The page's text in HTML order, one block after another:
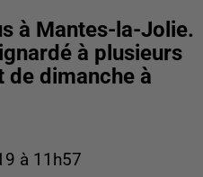
à Mantes-la-Jolie.
à plusieurs
de dimanche à
à 11h57